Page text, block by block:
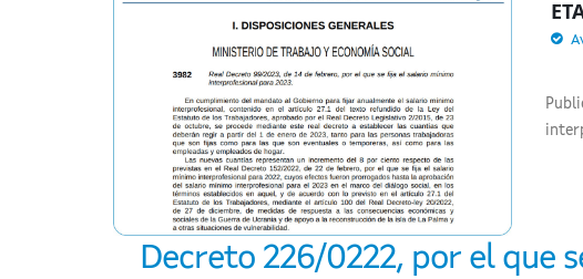
Decreto 226/0222, por el que